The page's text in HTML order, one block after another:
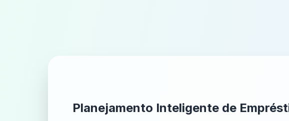
Planejamento Inteligente de